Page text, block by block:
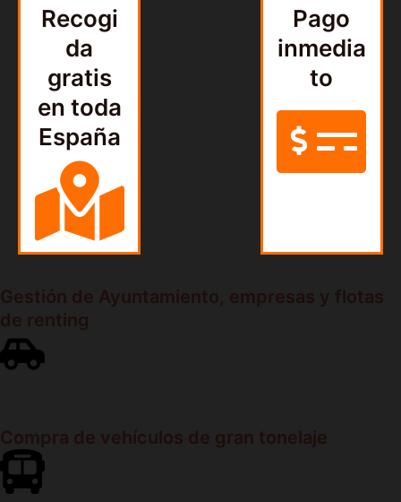
Recogi
da
gratis
en toda
España
Pago
inmedia
to
Gestión de Ayuntamiento, empresas y flotas
de renting
Compra de vehículos de gran tonelaje